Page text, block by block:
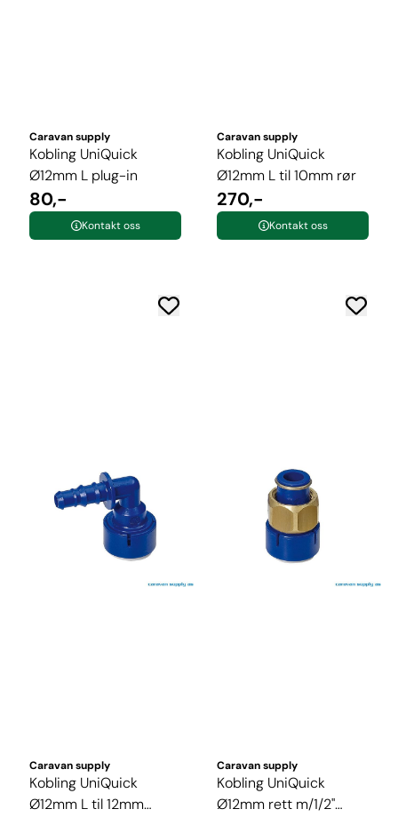
Caravan supply
Kobling UniQuick
Ø12mm L plug-in
80,-
Kontakt oss
Caravan supply
Kobling UniQuick
Ø12mm L til 10mm rør
270,-
Kontakt oss
Caravan supply
Kobling UniQuick
Ø12mm L til 12mm
Caravan supply
Kobling UniQuick
Ø12mm rett m/1/2"